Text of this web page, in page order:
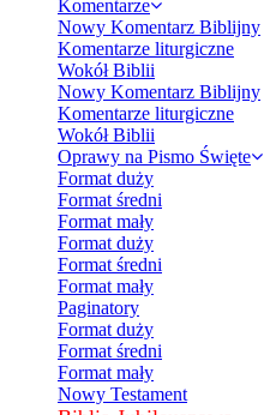
Komentarze
Nowy Komentarz Biblijny
Komentarze liturgiczne
Wokół Biblii
Nowy Komentarz Biblijny
Komentarze liturgiczne
Wokół Biblii
Oprawy na Pismo Święte
Format duży
Format średni
Format mały
Format duży
Format średni
Format mały
Paginatory
Format duży
Format średni
Format mały
Nowy Testament